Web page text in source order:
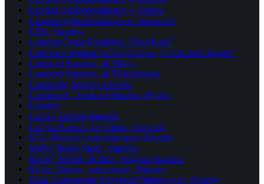
Liceum Ogólnokształcące w Osieku
Liceum Ogólnokształcące w Staszowie
LIDL Staszów
Lokalna Grupa Działania „Białe Ługi”
Lokalna Organizacja Turystyczna „Czym chata bogata”
Lombard Staszów, ul. Długa
Lombard Staszów, ul. Piłsudskiego
Lombardy, komisy Staszów
Loombard – lombard Staszów, Rynek
Łubnice
Łucja i Andrzej Banasik
Lucyna Nowak, psychiatra, Staszów
M.G. Montaż i sprzedaż opon Bogoria
M&M Studio Mody, Staszów
Maciej Brocki, okulista, Bogoria Staszów
Maciej Dulęba, weterynarz, Połaniec
Mała Gastronomia Krzysztof Malanowicz, Staszów